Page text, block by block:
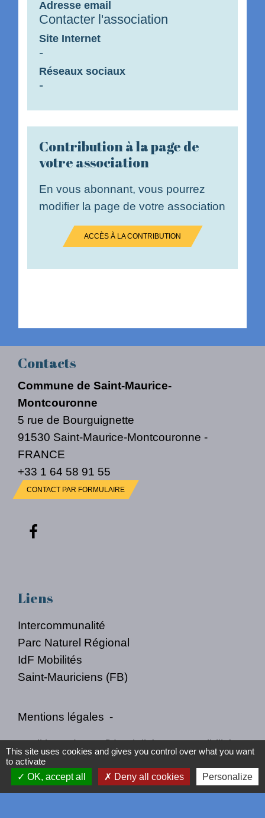
Adresse email
Contacter l'association
Site Internet
-
Réseaux sociaux
-
Contribution à la page de
votre association
En vous abonnant, vous pourrez
modifier la page de votre association
ACCÈS À LA CONTRIBUTION
Contacts
Commune de Saint-Maurice-
Montcouronne
5 rue de Bourguignette
91530 Saint-Maurice-Montcouronne -
FRANCE
+33 1 64 58 91 55
CONTACT PAR FORMULAIRE
Liens
Intercommunalité
Parc Naturel Régional
IdF Mobilités
Saint-Mauriciens (FB)
Mentions légales -
Politique de confidentialité - Accessibilité -
Plan du site - Gestion des cookies
This site uses cookies and gives you control over what you want
to activate
OK, accept all
Deny all cookies Personalize